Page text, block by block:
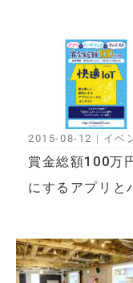
賞金総額100万
にするアプリと
2015-08-12 | イベ